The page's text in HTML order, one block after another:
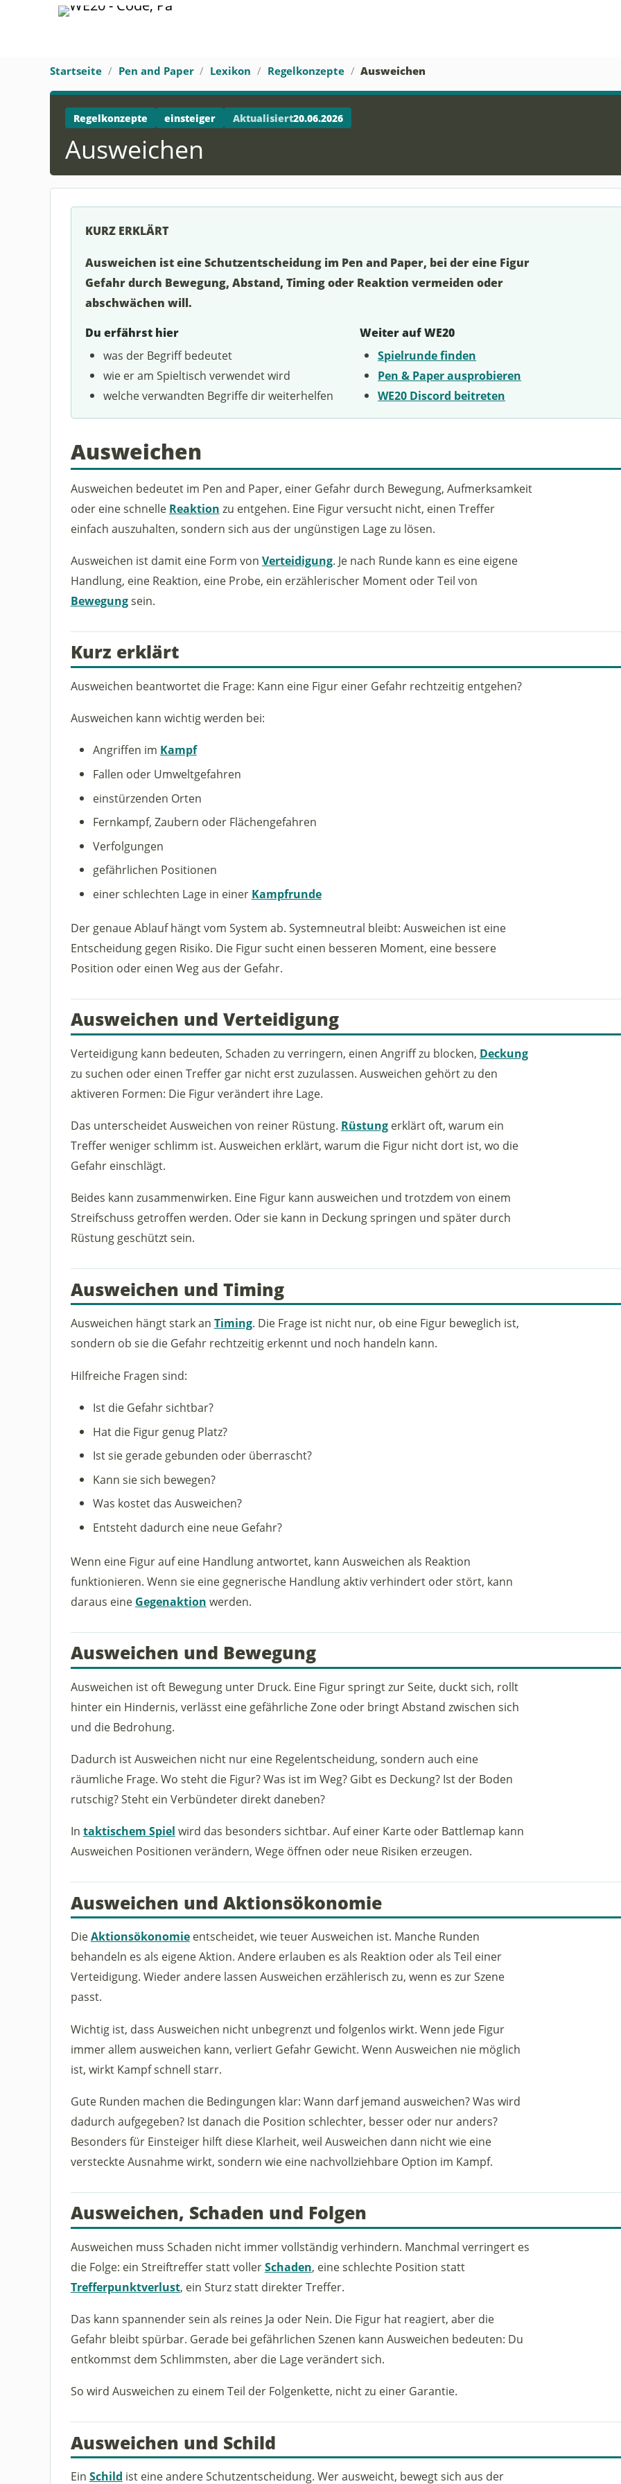
Startseite Pen and Paper Lexikon Regelkonzepte Ausweichen
Regelkonzepte einsteiger Aktualisiert20.06.2026
Ausweichen
KURZ ERKLÄRT
Ausweichen ist eine Schutzentscheidung im Pen and Paper, bei der eine Figur
Gefahr durch Bewegung, Abstand, Timing oder Reaktion vermeiden oder
abschwächen will.
Du erfährst hier
was der Begriff bedeutet
wie er am Spieltisch verwendet wird
welche verwandten Begriffe dir weiterhelfen
Weiter auf WE20
Spielrunde finden
Pen & Paper ausprobieren
WE20 Discord beitreten
Ausweichen
Ausweichen bedeutet im Pen and Paper, einer Gefahr durch Bewegung, Aufmerksamkeit
oder eine schnelle Reaktion zu entgehen. Eine Figur versucht nicht, einen Treffer
einfach auszuhalten, sondern sich aus der ungünstigen Lage zu lösen.
Ausweichen ist damit eine Form von Verteidigung. Je nach Runde kann es eine eigene
Handlung, eine Reaktion, eine Probe, ein erzählerischer Moment oder Teil von
Bewegungsein.
Kurz erklärt
Ausweichen beantwortet die Frage: Kann eine Figur einer Gefahr rechtzeitig entgehen?
Ausweichen kann wichtig werden bei:
Angriffen im Kampf
Fallen oder Umweltgefahren
einstürzenden Orten
Fernkampf, Zaubern oder Flächengefahren
Verfolgungen
gefährlichen Positionen
einer schlechten Lage in einer Kampfrunde
Der genaue Ablauf hängt vom System ab. Systemneutral bleibt: Ausweichen ist eine
Entscheidung gegen Risiko. Die Figur sucht einen besseren Moment, eine bessere
Position oder einen Weg aus der Gefahr.
Ausweichen und Verteidigung
Verteidigung kann bedeuten, Schaden zu verringern, einen Angriff zu blocken, Deckung
zu suchen oder einen Treffer gar nicht erst zuzulassen. Ausweichen gehört zu den
aktiveren Formen: Die Figur verändert ihre Lage.
Das unterscheidet Ausweichen von reiner Rüstung. Rüstungerklärt oft, warum ein
Treffer weniger schlimm ist. Ausweichen erklärt, warum die Figur nicht dort ist, wo die
Gefahr einschlägt.
Beides kann zusammenwirken. Eine Figur kann ausweichen und trotzdem von einem
Streifschuss getroffen werden. Oder sie kann in Deckung springen und später durch
Rüstung geschützt sein.
Ausweichen und Timing
Ausweichen hängt stark an Timing. Die Frage ist nicht nur, ob eine Figur beweglich ist,
sondern ob sie die Gefahr rechtzeitig erkennt und noch handeln kann.
Hilfreiche Fragen sind:
Ist die Gefahr sichtbar?
Hat die Figur genug Platz?
Ist sie gerade gebunden oder überrascht?
Kann sie sich bewegen?
Was kostet das Ausweichen?
Entsteht dadurch eine neue Gefahr?
Wenn eine Figur auf eine Handlung antwortet, kann Ausweichen als Reaktion
funktionieren. Wenn sie eine gegnerische Handlung aktiv verhindert oder stört, kann
daraus eine Gegenaktion werden.
Ausweichen und Bewegung
Ausweichen ist oft Bewegung unter Druck. Eine Figur springt zur Seite, duckt sich, rollt
hinter ein Hindernis, verlässt eine gefährliche Zone oder bringt Abstand zwischen sich
und die Bedrohung.
Dadurch ist Ausweichen nicht nur eine Regelentscheidung, sondern auch eine
räumliche Frage. Wo steht die Figur? Was ist im Weg? Gibt es Deckung? Ist der Boden
rutschig? Steht ein Verbündeter direkt daneben?
In taktischem Spiel wird das besonders sichtbar. Auf einer Karte oder Battlemap kann
Ausweichen Positionen verändern, Wege öffnen oder neue Risiken erzeugen.
Ausweichen und Aktionsökonomie
DieAktionsökonomieentscheidet, wie teuer Ausweichen ist. Manche Runden
behandeln es als eigene Aktion. Andere erlauben es als Reaktion oder als Teil einer
Verteidigung. Wieder andere lassen Ausweichen erzählerisch zu, wenn es zur Szene
passt.
Wichtig ist, dass Ausweichen nicht unbegrenzt und folgenlos wirkt. Wenn jede Figur
immer allem ausweichen kann, verliert Gefahr Gewicht. Wenn Ausweichen nie möglich
ist, wirkt Kampf schnell starr.
Gute Runden machen die Bedingungen klar: Wann darf jemand ausweichen? Was wird
dadurch aufgegeben? Ist danach die Position schlechter, besser oder nur anders?
Besonders für Einsteiger hilft diese Klarheit, weil Ausweichen dann nicht wie eine
versteckte Ausnahme wirkt, sondern wie eine nachvollziehbare Option im Kampf.
Ausweichen, Schaden und Folgen
Ausweichen muss Schaden nicht immer vollständig verhindern. Manchmal verringert es
die Folge: ein Streiftreffer statt vollerSchaden, eine schlechte Position statt
Trefferpunktverlust, ein Sturz statt direkter Treffer.
Das kann spannender sein als reines Ja oder Nein. Die Figur hat reagiert, aber die
Gefahr bleibt spürbar. Gerade bei gefährlichen Szenen kann Ausweichen bedeuten: Du
entkommst dem Schlimmsten, aber die Lage verändert sich.
So wird Ausweichen zu einem Teil der Folgenkette, nicht zu einer Garantie.
Ausweichen und Schild
Ein Schild ist eine andere Schutzentscheidung. Wer ausweicht, bewegt sich aus der